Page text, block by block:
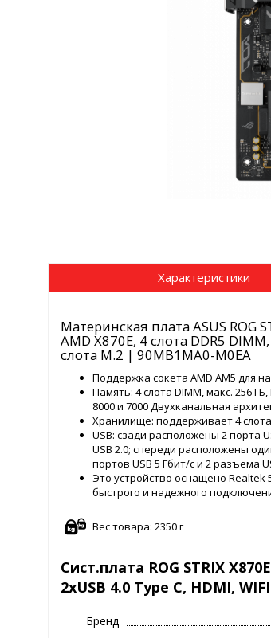
Характеристики
Материнская плата ASUS ROG
AMD X870E, 4 слота DDR5
слота M.2 | 90MB1MA0-M0EA
Поддержка сокета AMD AM5 для
Память: 4 слота DIMM, макс. 256
8000 и 7000 Двухканальная
Хранилище: поддерживает 4 слота
USB: сзади расположены 2 порта
USB 2.0; спереди расположены
портов USB 5 Гбит/с и 2 разъема
Это устройство оснащено Realtek
быстрого и надежного
Вес товара: 2350 г
Сист.плата ROG STRIX
2xUSB 4.0 Type C, HDMI,
Бренд